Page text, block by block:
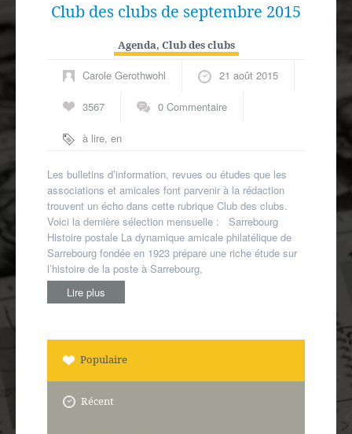
Europe
Agenda
Club des clubs de septembre 2015
Agenda, Club des clubs
Carole Gerothwohl 21 août 2015
3567 0 Commentaire
à lire, en
associative
Les bulletins d’information, revues ou études que les
associations et amicales font parvenir à la rédaction
trouvent un écho dans cette rubrique Club des clubs.
Voici la dernière sélection mensuelle : Sarrebourg
Histoire postale La dynamique amicale philatélique de
Sarrebourg fondée en 1923 prépare une riche étude sur
l’histoire de la poste à Sarrebourg,
Lire plus
Populaire
Récent